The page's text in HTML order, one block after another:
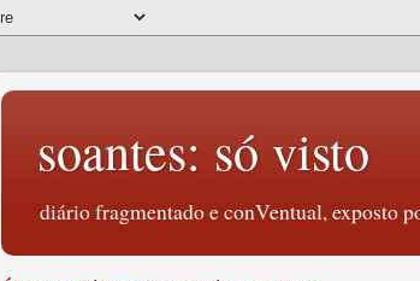
soantes: só visto
diário fragmentado e conVentual, exposto